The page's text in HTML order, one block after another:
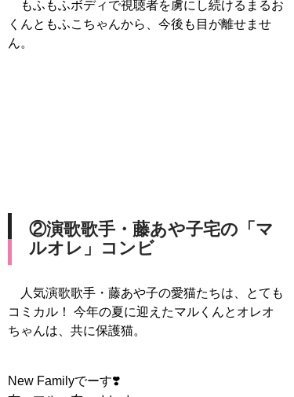
もふもふボディで視聴者を虜にし続けるまるお
くんともふこちゃんから、今後も目が離せませ
ん。
②演歌歌手・藤あや子宅の「マ
ルオレ」コンビ
人気演歌歌手・藤あや子の愛猫たちは、とても
コミカル！ 今年の夏に迎えたマルくんとオレオ
ちゃんは、共に保護猫。
New Familyでーす❣️